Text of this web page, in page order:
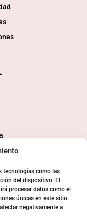
tecnologías como las
del dispositivo. El
procesar datos como el
únicas en este sitio.
negativamente a